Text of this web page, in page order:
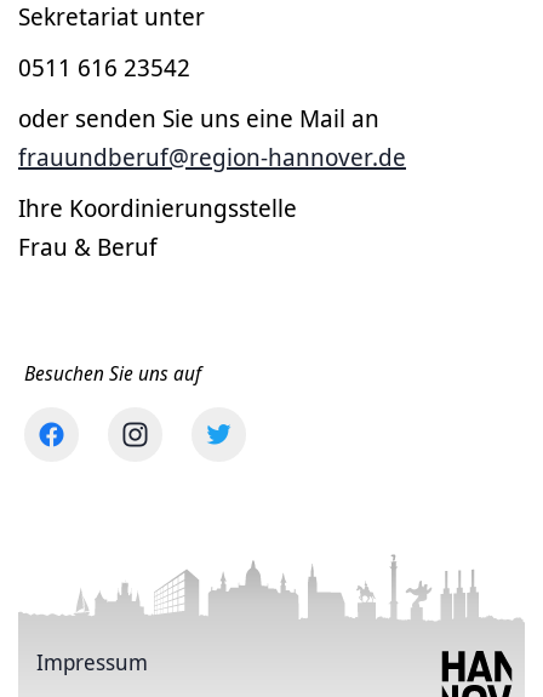
Sekretariat unter
0511 616 23542
oder senden Sie uns eine Mail an
frauundberuf@region-hannover.de
Ihre Koordinierungsstelle
Frau & Beruf
Besuchen Sie uns auf
Impressum